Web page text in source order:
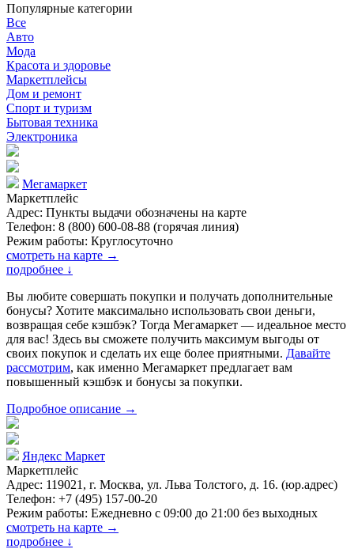
Популярные категории
Все
Авто
Мода
Красота и здоровье
Маркетплейсы
Дом и ремонт
Спорт и туризм
Бытовая техника
Электроника
Мегамаркет
Маркетплейс
Адрес: Пункты выдачи обозначены на карте
Телефон: 8 (800) 600-08-88 (горячая линия)
Режим работы: Круглосуточно
смотреть на карте →
подробнее ↓
Вы любите совершать покупки и получать дополнительные
бонусы? Хотите максимально использовать свои деньги,
возвращая себе кэшбэк? Тогда Мегамаркет — идеальное место
для вас! Здесь вы сможете получить максимум выгоды от
своих покупок и сделать их еще более приятными. Давайте
рассмотрим, как именно Мегамаркет предлагает вам
повышенный кэшбэк и бонусы за покупки.
Подробное описание →
Яндекс Маркет
Маркетплейс
Адрес: 119021, г. Москва, ул. Льва Толстого, д. 16. (юр.адрес)
Телефон: +7 (495) 157-00-20
Режим работы: Ежедневно с 09:00 до 21:00 без выходных
смотреть на карте →
подробнее ↓